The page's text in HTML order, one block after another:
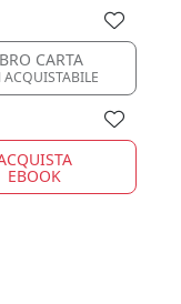
CARTA
NON ACQUISTABILE
EBOOK